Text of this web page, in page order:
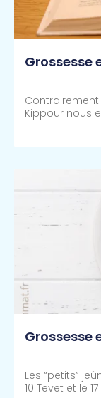
Grossesse
Contrairement
Kippour nous
Grossesse
Les “petits”
10 Tevet et le 17